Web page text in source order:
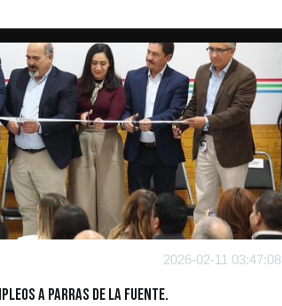
2026-02-11 03:47:08
a Parras de la Fuente.